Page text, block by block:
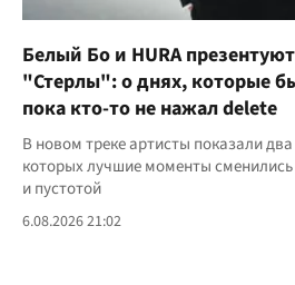
Белый Бо и HURA
"Стерлы": о днях, которые
пока кто-то не нажал delete
В новом треке артисты показали
которых лучшие моменты
и пустотой
6.08.2026 21:02